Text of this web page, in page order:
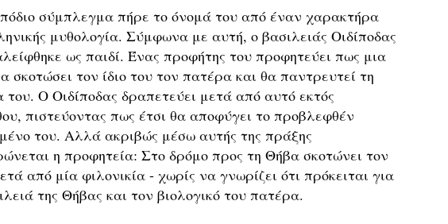
σύμπλεγμα πήρε το όνομά του από έναν χαρακτήρα
μυθολογία. Σύμφωνα με αυτή, ο βασιλειάς Οιδίποδας
ως παιδί. Ένας προφήτης του προφητεύει πως μια
σκοτώσει τον ίδιο του τον πατέρα και θα παντρευτεί τη
του. Ο Οιδίποδας δραπετεύει μετά από αυτό εκτός
πιστεύοντας πως έτσι θα αποφύγει το προβλεφθέν
του. Αλλά ακριβώς μέσω αυτής της πράξης
η προφητεία: Στο δρόμο προς τη Θήβα σκοτώνει τον
από μία φιλονικία - χωρίς να γνωρίζει ότι πρόκειται για
της Θήβας και τον βιολογικό του πατέρα.